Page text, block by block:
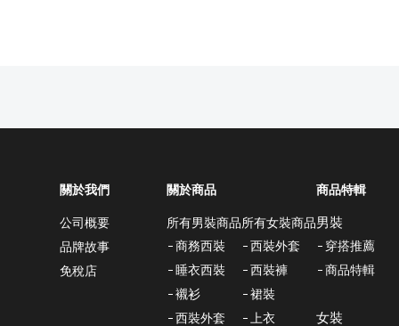
關於我們
公司概要
品牌故事
免稅店
關於商品
所有男裝商品
商務西裝
睡衣西裝
襯衫
西裝外套
所有女裝商品
西裝外套
西裝褲
裙裝
上衣
商品特輯
男裝
穿搭推薦
商品特輯
女裝